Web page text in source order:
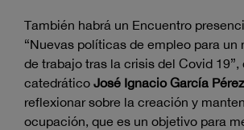
También habrá un Encuentro
“Nuevas políticas de empleo para un
de trabajo tras la crisis del Covid 19”,
catedrático José Ignacio García Pérez
reflexionar sobre la creación y
ocupación, que es un objetivo para